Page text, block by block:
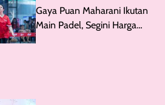
Gaya Puan Maharani Ikutan
Main Padel, Segini Harga